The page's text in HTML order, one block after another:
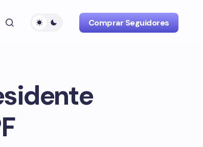
Comprar Seguidores